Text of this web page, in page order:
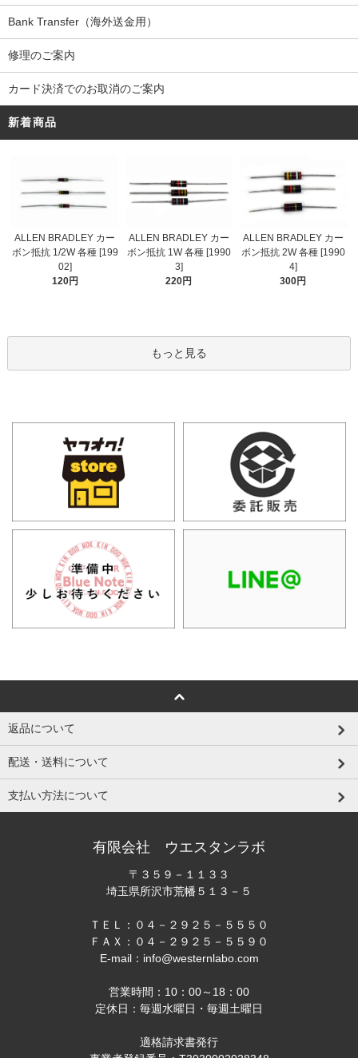
Bank Transfer（海外送金用）
修理のご案内
カード決済でのお取消のご案内
新着商品
ALLEN BRADLEY カー
ボン抵抗 1/2W 各種 [199
02]
120円
ALLEN BRADLEY カー
ボン抵抗 1W 各種 [1990
3]
220円
ALLEN BRADLEY カー
ボン抵抗 2W 各種 [1990
4]
300円
もっと見る
返品について
配送・送料について
支払い方法について
有限会社 ウエスタンラボ
〒３５９－１１３３
埼玉県所沢市荒幡５１３－５
ＴＥＬ：０４－２９２５－５５５０
ＦＡＸ：０４－２９２５－５５９０
E-mail：info@westernlabo.com
営業時間：10：00～18：00
定休日：毎週水曜日・毎週土曜日
適格請求書発行